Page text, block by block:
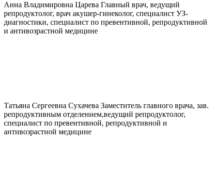
Анна Владимировна Царева Главный врач, ведущий
репродуктолог, врач акушер-гинеколог, специалист УЗ-
диагностики, специалист по превентивной, репродуктивной
и антивозрастной медицине
Татьяна Сергеевна Сухачева Заместитель главного врача, зав.
репродуктивным отделением,ведущий репродуктолог,
специалист по превентивной, репродуктивной и
антивозрастной медицине